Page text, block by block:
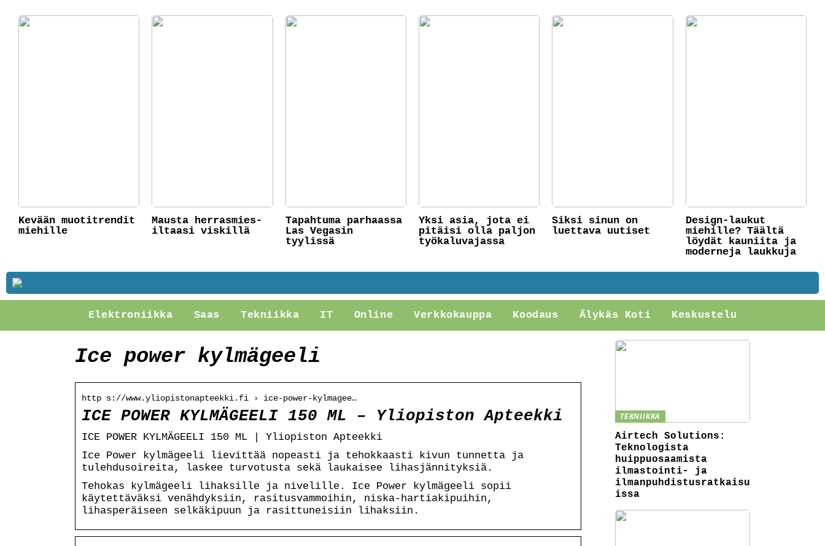
Kevään muotitrendit
miehille
Mausta herrasmies-
iltaasi viskillä
Tapahtuma parhaassa
Las Vegasin
tyylissä
Yksi asia, jota ei
pitäisi olla paljon
työkaluvajassa
Siksi sinun on
luettava uutiset
Design-laukut
miehille? Täältä
löydät kauniita ja
moderneja laukkuja
Elektroniikka Saas Tekniikka IT Online Verkkokauppa Koodaus Älykäs Koti Keskustelu
Ice power kylmägeeli
http s://www.yliopistonapteekki.fi › ice-power-kylmagee…
ICE POWER KYLMÄGEELI 150 ML – Yliopiston Apteekki
ICE POWER KYLMÄGEELI 150 ML | Yliopiston Apteekki
Ice Power kylmägeeli lievittää nopeasti ja tehokkaasti kivun tunnetta ja
tulehdusoireita, laskee turvotusta sekä laukaisee lihasjännityksiä.
Tehokas kylmägeeli lihaksille ja nivelille. Ice Power kylmägeeli sopii
käytettäväksi venähdyksiin, rasitusvammoihin, niska-hartiakipuihin,
lihasperäiseen selkäkipuun ja rasittuneisiin lihaksiin.
TEKNIIKKA
Airtech Solutions:
Teknologista
huippuosaamista
ilmastointi- ja
ilmanpuhdistusratkaisu
issa